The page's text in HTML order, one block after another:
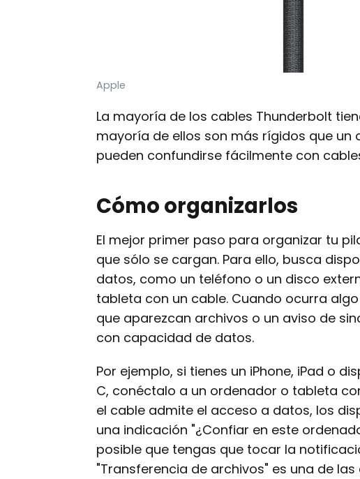
Apple
La mayoría de los cables Thunderbolt
mayoría de ellos son más rígidos que un
pueden confundirse fácilmente con
Cómo organizarlos
El mejor primer paso para organizar tu
que sólo se cargan. Para ello, busca
datos, como un teléfono o un disco
tableta con un cable. Cuando ocurra
que aparezcan archivos o un aviso de
con capacidad de datos.
Por ejemplo, si tienes un iPhone, iPad o
C, conéctalo a un ordenador o tableta
el cable admite el acceso a datos, los
una indicación "¿Confiar en este
posible que tengas que tocar la
"Transferencia de archivos" es una de